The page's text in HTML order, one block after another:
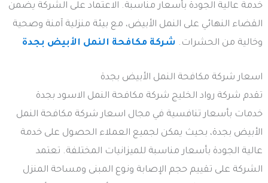
خدمة عالية الجودة بأسعار مناسبة. الاعتماد على الشركة يضمن
القضاء النهائي على النمل الأبيض، مع بيئة منزلية آمنة وصحية
وخالية من الحشرات. شركة مكافحة النمل الأبيض بجدة
اسعار شركة مكافحة النمل الأبيض بجدة
تقدم شركة رواد الخليج شركة مكافحة النمل الاسود بجدة
خدمات بأسعار تنافسية في مجال اسعار شركة مكافحة النمل
الأبيض بجدة، بحيث يمكن لجميع العملاء الحصول على خدمة
عالية الجودة بأسعار مناسبة للميزانيات المختلفة. تعتمد
الشركة على تقييم حجم الإصابة ونوع المبنى ومساحة المنزل